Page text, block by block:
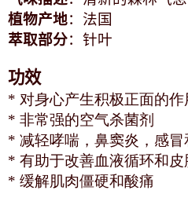
植物产地：法国
萃取部分：针叶
功效
* 对身心产生积极正面的作
* 非常强的空气杀菌剂
* 减轻哮喘，鼻窦炎，感冒
* 有助于改善血液循环和皮
* 缓解肌肉僵硬和酸痛